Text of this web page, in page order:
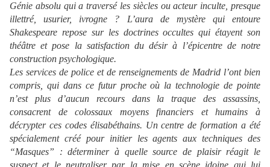
Génie absolu qui a traversé les siècles ou acteur inculte, presque
illettré, usurier, ivrogne ? L’aura de mystère qui entoure
Shakespeare repose sur les doctrines occultes qui étayent son
théâtre et pose la satisfaction du désir à l’épicentre de notre
construction psychologique.
Les services de police et de renseignements de Madrid l’ont bien
compris, qui dans ce futur proche où la technologie de pointe
n’est plus d’aucun recours dans la traque des assassins,
consacrent de colossaux moyens financiers et humains à
décrypter ces codes élisabéthains. Un centre de formation a été
spécialement créé pour initier les agents aux techniques des
“Masques” : déterminer à quelle source de plaisir réagit le